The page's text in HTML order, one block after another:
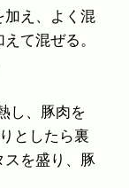
え、よく混
て混ぜる。
し、豚肉を
としたら裏
を盛り、豚